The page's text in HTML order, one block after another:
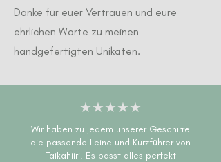
Danke für euer Vertrauen und eure
ehrlichen Worte zu meinen
handgefertigten Unikaten.
★★★★★
Wir haben zu jedem unserer Geschirre
die passende Leine und Kurzführer von
Taikahiiri. Es passt alles perfekt